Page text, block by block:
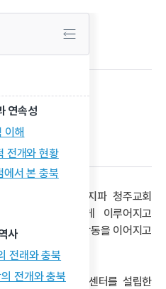
연속성
이해
전개와 현황
에서 본 충북
사
전래와 충북
전개와 충북
서부로의 맛디아지파 청주교회
활동이 활발하게 이루어지고
교회들도 조직적 활동을 이어지고
년 시온기독교선교센터를 설립한